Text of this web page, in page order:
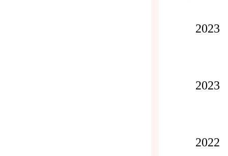
2023
2023
2022